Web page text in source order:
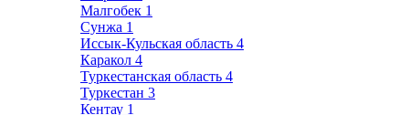
Малгобек 1
Сунжа 1
Иссык-Кульская область 4
Каракол 4
Туркестанская область 4
Туркестан 3
Кентау 1